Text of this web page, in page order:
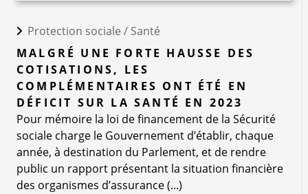
Protection sociale / Santé
MALGRÉ UNE FORTE HAUSSE DES
COTISATIONS, LES
COMPLÉMENTAIRES ONT ÉTÉ EN
DÉFICIT SUR LA SANTÉ EN 2023
Pour mémoire la loi de financement de la Sécurité
sociale charge le Gouvernement d’établir, chaque
année, à destination du Parlement, et de rendre
public un rapport présentant la situation financière
des organismes d’assurance (...)